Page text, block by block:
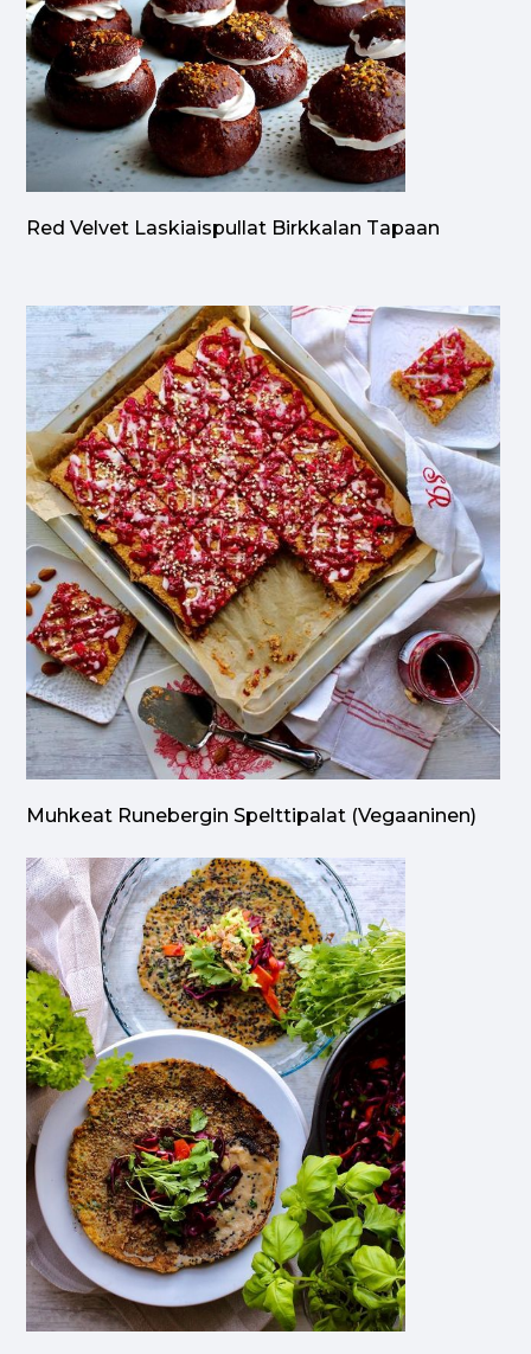
Red Velvet Laskiaispullat Birkkalan Tapaan
Muhkeat Runebergin Spelttipalat (vegaaninen)